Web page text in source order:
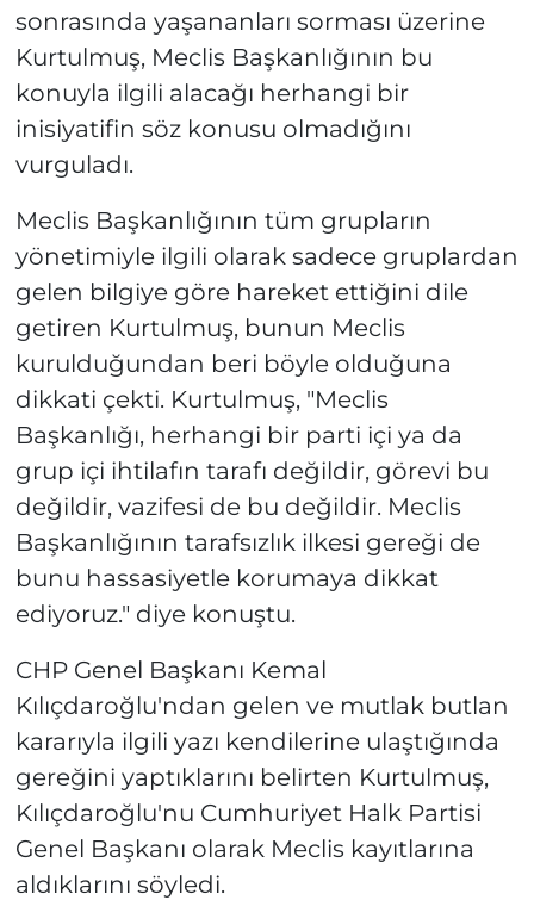
sonrasında yaşananları sorması üzerine
Kurtulmuş, Meclis Başkanlığının bu
konuyla ilgili alacağı herhangi bir
inisiyatifin söz konusu olmadığını
vurguladı.
Meclis Başkanlığının tüm grupların
yönetimiyle ilgili olarak sadece gruplardan
gelen bilgiye göre hareket ettiğini dile
getiren Kurtulmuş, bunun Meclis
kurulduğundan beri böyle olduğuna
dikkati çekti. Kurtulmuş, "Meclis
Başkanlığı, herhangi bir parti içi ya da
grup içi ihtilafın tarafı değildir, görevi bu
değildir, vazifesi de bu değildir. Meclis
Başkanlığının tarafsızlık ilkesi gereği de
bunu hassasiyetle korumaya dikkat
ediyoruz." diye konuştu.
CHP Genel Başkanı Kemal
Kılıçdaroğlu'ndan gelen ve mutlak butlan
kararıyla ilgili yazı kendilerine ulaştığında
gereğini yaptıklarını belirten Kurtulmuş,
Kılıçdaroğlu'nu Cumhuriyet Halk Partisi
Genel Başkanı olarak Meclis kayıtlarına
aldıklarını söyledi.